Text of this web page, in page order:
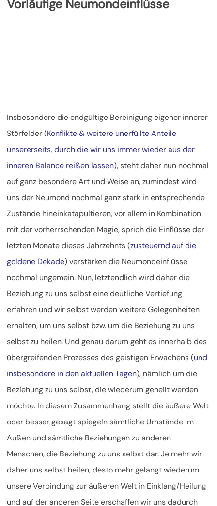
Vorläufige Neumondeinflüsse
Insbesondere die endgültige Bereinigung eigener innerer
Störfelder (Konflikte & weitere unerfüllte Anteile
unsererseits, durch die wir uns immer wieder aus der
inneren Balance reißen lassen), steht daher nun nochmal
auf ganz besondere Art und Weise an, zumindest wird
uns der Neumond nochmal ganz stark in entsprechende
Zustände hineinkatapultieren, vor allem in Kombination
mit der vorherrschenden Magie, sprich die Einflüsse der
letzten Monate dieses Jahrzehnts (zusteuernd auf die
goldene Dekade) verstärken die Neumondeinflüsse
nochmal ungemein. Nun, letztendlich wird daher die
Beziehung zu uns selbst eine deutliche Vertiefung
erfahren und wir selbst werden weitere Gelegenheiten
erhalten, um uns selbst bzw. um die Beziehung zu uns
selbst zu heilen. Und genau darum geht es innerhalb des
übergreifenden Prozesses des geistigen Erwachens (und
insbesondere in den aktuellen Tagen), nämlich um die
Beziehung zu uns selbst, die wiederum geheilt werden
möchte. In diesem Zusammenhang stellt die äußere Welt
oder besser gesagt spiegeln sämtliche Umstände im
Außen und sämtliche Beziehungen zu anderen
Menschen, die Beziehung zu uns selbst dar. Je mehr wir
daher uns selbst heilen, desto mehr gelangt wiederum
unsere Verbindung zur äußeren Welt in Einklang/Heilung
und auf der anderen Seite erschaffen wir uns dadurch